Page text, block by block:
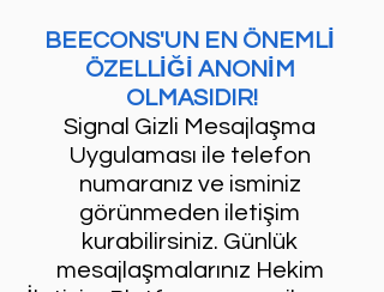
BEECONS'UN EN ÖNEMLİ
ÖZELLİĞİ ANONİM
OLMASIDIR!
Signal Gizli Mesajlaşma
Uygulaması ile telefon
numaranız ve isminiz
görünmeden iletişim
kurabilirsiniz. Günlük
mesajlaşmalarınız Hekim